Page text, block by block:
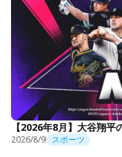
【2026年8月】大谷翔
2026/8/9 スポーツ